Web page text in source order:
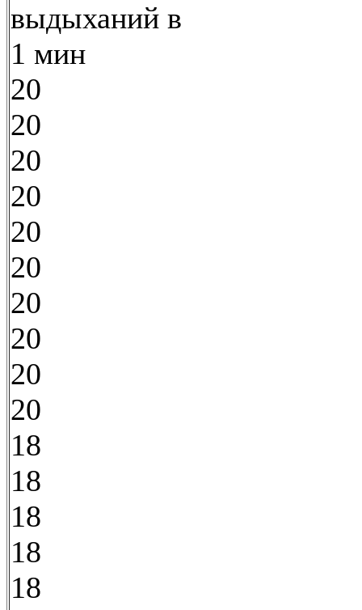
выдыханий в
1 мин
20
20
20
20
20
20
20
20
20
20
18
18
18
18
18